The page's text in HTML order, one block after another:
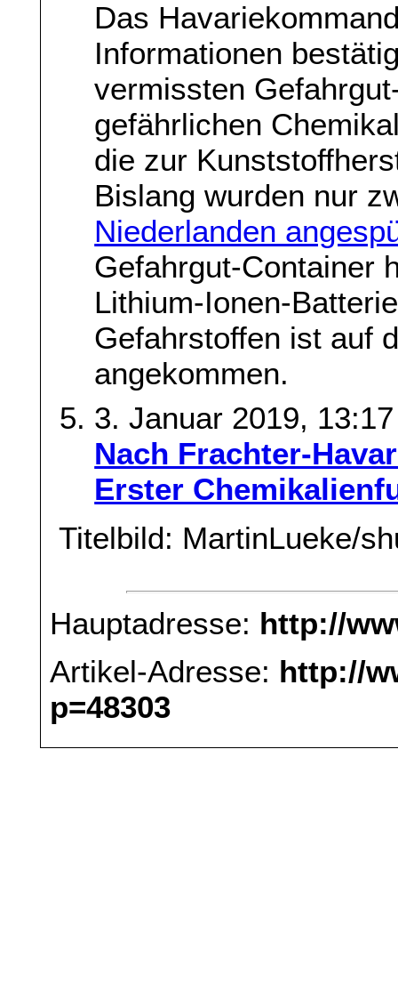
Das
Informationen
vermissten
gefährlichen
die zur
Bislang wurden nur
Niederlanden
Gefahrgut-Container
Lithium-Ionen-
Gefahrstoffen ist auf
angekommen.
3. Januar 2019,
Nach Frachter-
Erster
Titelbild: MartinLueke/
Hauptadresse: http://
Artikel-Adresse: http://
p=48303